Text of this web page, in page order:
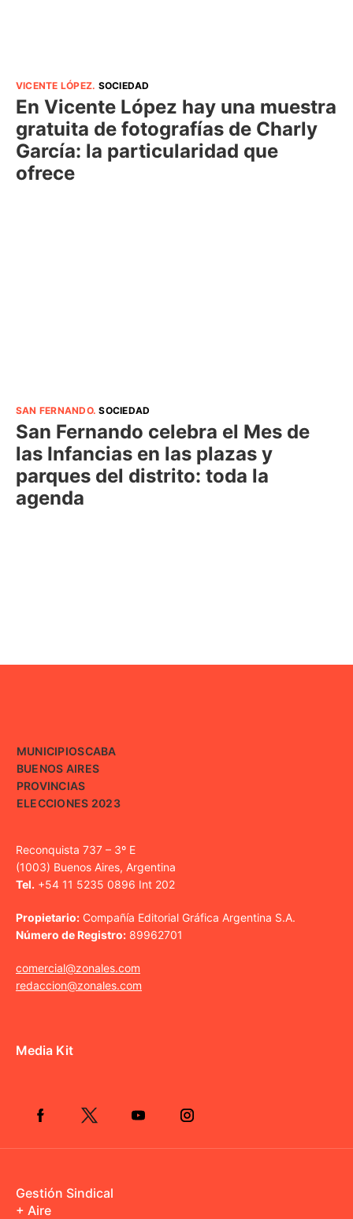
VICENTE LÓPEZ. SOCIEDAD
En Vicente López hay una muestra
gratuita de fotografías de Charly
García: la particularidad que
ofrece
SAN FERNANDO.SOCIEDAD
San Fernando celebra el Mes de
las Infancias en las plazas y
parques del distrito: toda la
agenda
MUNICIPIOSCABA
BUENOS AIRES
PROVINCIAS
ELECCIONES 2023
Reconquista 737 – 3º E
(1003) Buenos Aires, Argentina
Tel. +54 11 5235 0896 Int 202
Propietario: Compañía Editorial Gráfica Argentina S.A.
Número de Registro: 89962701
comercial@zonales.com
redaccion@zonales.com
Media Kit
Gestión Sindical
+ Aire